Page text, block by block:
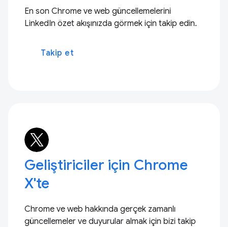
En son Chrome ve web güncellemelerini
LinkedIn özet akışınızda görmek için takip edin.
Takip et
Geliştiriciler için Chrome
X'te
Chrome ve web hakkında gerçek zamanlı
güncellemeler ve duyurular almak için bizi takip